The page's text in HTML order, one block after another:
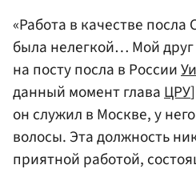
«Работа в качестве
была нелегкой… Мой
на посту посла в России
данный момент главаЦРУ
он служил в Москве, у
волосы. Эта должность
приятной работой,